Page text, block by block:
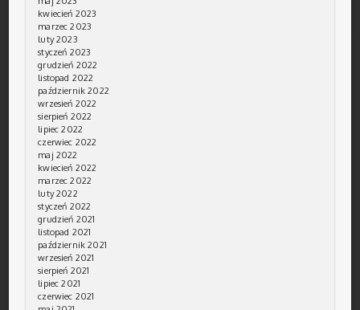
kwiecień 2023
marzec 2023
luty 2023
styczeń 2023
grudzień 2022
listopad 2022
październik 2022
wrzesień 2022
sierpień 2022
lipiec 2022
czerwiec 2022
maj 2022
kwiecień 2022
marzec 2022
luty 2022
styczeń 2022
grudzień 2021
listopad 2021
październik 2021
wrzesień 2021
sierpień 2021
lipiec 2021
czerwiec 2021